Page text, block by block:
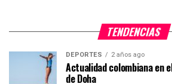
TENDENCIAS
DEPORTES 2 años ago
Actualidad colombiana en
de Doha